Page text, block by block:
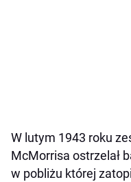
W lutym 1943 roku
McMorrisa ostrzelał
w pobliżu której